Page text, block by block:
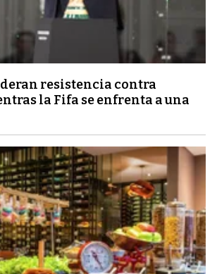
resistencia contra
la Fifa se enfrenta a una